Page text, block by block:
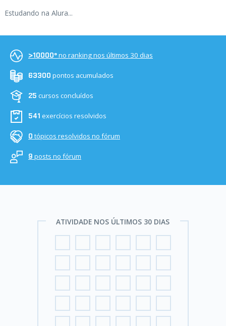
Estudando na Alura...
>10000ºno ranking nos últimos 30 dias
63300 pontos acumulados
25 cursos concluídos
541 exercícios resolvidos
0 tópicos resolvidos no fórum
9 posts no fórum
ATIVIDADE NOS ÚLTIMOS 30 DIAS